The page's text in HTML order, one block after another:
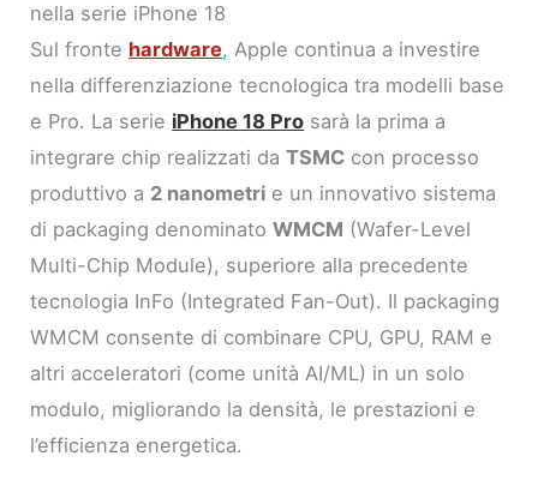
nella serie iPhone 18
Sul fronte hardware, Apple continua a investire
nella differenziazione tecnologica tra modelli base
e Pro. La serie iPhone 18 Pro sarà la prima a
integrare chip realizzati daTSMC con processo
produttivo a 2 nanometri e un innovativo sistema
di packaging denominatoWMCM (Wafer-Level
Multi-Chip Module), superiore alla precedente
tecnologia InFo (Integrated Fan-Out). Il packaging
WMCM consente di combinare CPU, GPU, RAM e
altri acceleratori (come unità AI/ML) in un solo
modulo, migliorando la densità, le prestazioni e
l’efficienza energetica.